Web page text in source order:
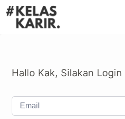
Hallo Kak, Silakan Login